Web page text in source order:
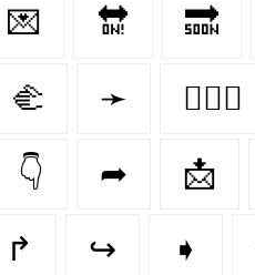
💌 🔛 🔜
🫲 ➛ 👩‍❤️‍👩
👇 ➦ 📩
↱ ↪️ ➧